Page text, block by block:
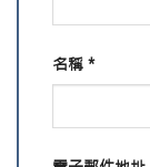
名稱 *